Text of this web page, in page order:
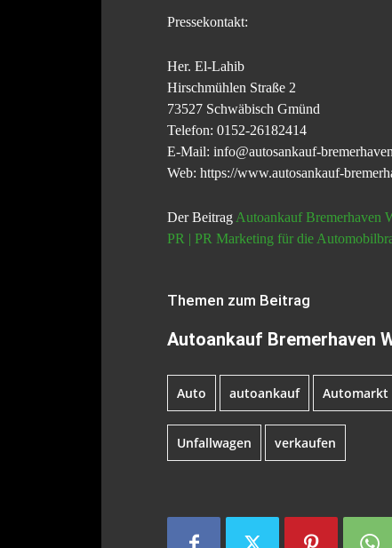
Pressekontakt:
Her. El-Lahib
Hirschmühlen Straße 2
73527 Schwäbisch Gmünd
Telefon: 0152-26182414
E-Mail: info@autosankauf-
Web: https://www.autosankauf-
Der Beitrag Autoankauf Bremerhaven
PR | PR Marketing für die
Themen zum Beitrag
Autoankauf Bremerhaven
Auto autoankauf Automarkt
Unfallwagen verkaufen